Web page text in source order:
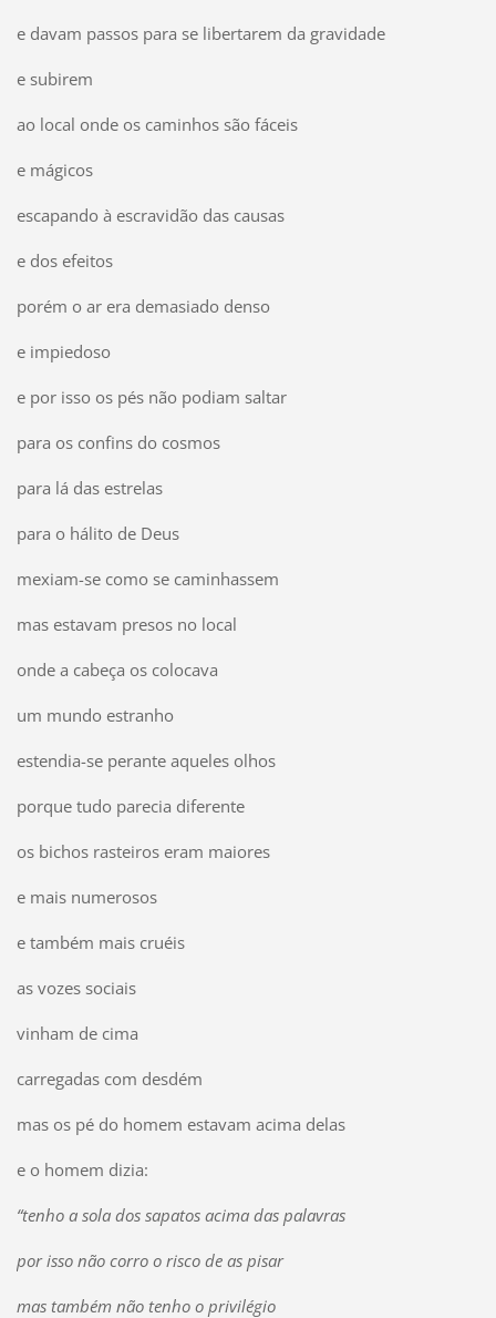
e davam passos para se libertarem da gravidade
e subirem
ao local onde os caminhos são fáceis
e mágicos
escapando à escravidão das causas
e dos efeitos
porém o ar era demasiado denso
e impiedoso
e por isso os pés não podiam saltar
para os confins do cosmos
para lá das estrelas
para o hálito de Deus
mexiam-se como se caminhassem
mas estavam presos no local
onde a cabeça os colocava
um mundo estranho
estendia-se perante aqueles olhos
porque tudo parecia diferente
os bichos rasteiros eram maiores
e mais numerosos
e também mais cruéis
as vozes sociais
vinham de cima
carregadas com desdém
mas os pé do homem estavam acima delas
e o homem dizia:
“tenho a sola dos sapatos acima das palavras
por isso não corro o risco de as pisar
mas também não tenho o privilégio